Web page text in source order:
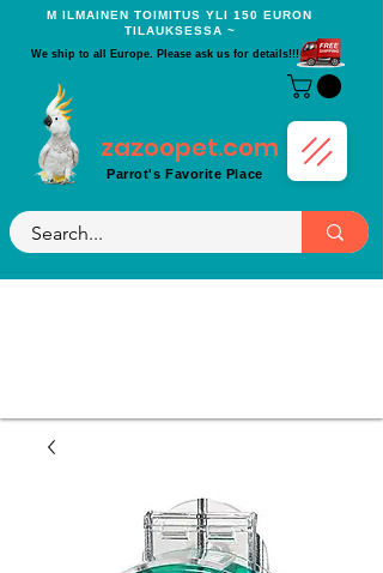
Μ ILMAINEN TOIMITUS YLI 150 EURON
TILAUKSESSA ~
We ship to all Europe. Please ask us for details!!!
zazoopet.com
Parrot's Favorite Place